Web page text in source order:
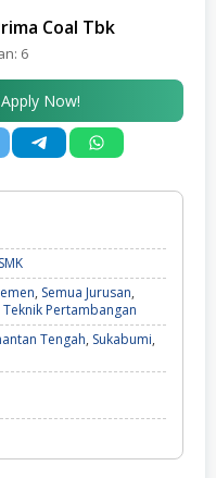
Coal Tbk
6
Apply Now!
SMK
, Semua Jurusan,
Teknik Pertambangan
Tengah, Sukabumi,